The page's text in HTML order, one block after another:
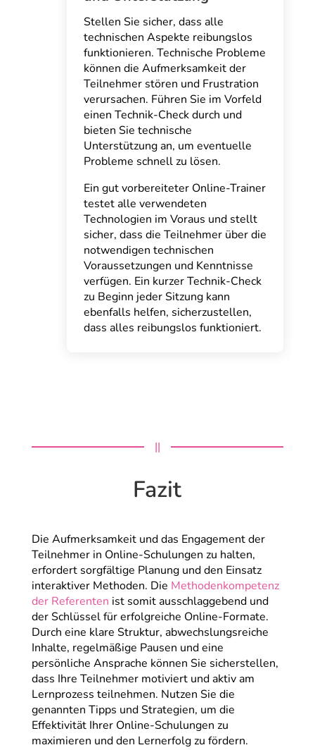
Stellen Sie sicher, dass alle
technischen Aspekte reibungslos
funktionieren. Technische Probleme
können die Aufmerksamkeit der
Teilnehmer stören und Frustration
verursachen. Führen Sie im Vorfeld
einen Technik-Check durch und
bieten Sie technische
Unterstützung an, um eventuelle
Probleme schnell zu lösen.
Ein gut vorbereiteter Online-Trainer
testet alle verwendeten
Technologien im Voraus und stellt
sicher, dass die Teilnehmer über die
notwendigen technischen
Voraussetzungen und Kenntnisse
verfügen. Ein kurzer Technik-Check
zu Beginn jeder Sitzung kann
ebenfalls helfen, sicherzustellen,
dass alles reibungslos funktioniert.
||
Fazit
Die Aufmerksamkeit und das Engagement der
Teilnehmer in Online-Schulungen zu halten,
erfordert sorgfältige Planung und den Einsatz
interaktiver Methoden. Die Methodenkompetenz
der Referenten ist somit ausschlaggebend und
der Schlüssel für erfolgreiche Online-Formate.
Durch eine klare Struktur, abwechslungsreiche
Inhalte, regelmäßige Pausen und eine
persönliche Ansprache können Sie sicherstellen,
dass Ihre Teilnehmer motiviert und aktiv am
Lernprozess teilnehmen. Nutzen Sie die
genannten Tipps und Strategien, um die
Effektivität Ihrer Online-Schulungen zu
maximieren und den Lernerfolg zu fördern.